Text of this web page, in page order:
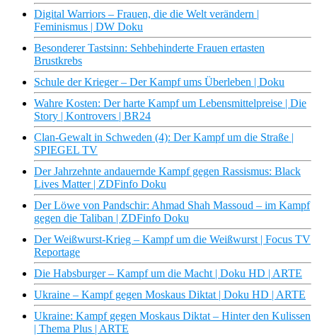
Digital Warriors – Frauen, die die Welt verändern |
Feminismus | DW Doku
Besonderer Tastsinn: Sehbehinderte Frauen ertasten
Brustkrebs
Schule der Krieger – Der Kampf ums Überleben | Doku
Wahre Kosten: Der harte Kampf um Lebensmittelpreise | Die
Story | Kontrovers | BR24
Clan-Gewalt in Schweden (4): Der Kampf um die Straße |
SPIEGEL TV
Der Jahrzehnte andauernde Kampf gegen Rassismus: Black
Lives Matter | ZDFinfo Doku
Der Löwe von Pandschir: Ahmad Shah Massoud – im Kampf
gegen die Taliban | ZDFinfo Doku
Der Weißwurst-Krieg – Kampf um die Weißwurst | Focus TV
Reportage
Die Habsburger – Kampf um die Macht | Doku HD | ARTE
Ukraine – Kampf gegen Moskaus Diktat | Doku HD | ARTE
Ukraine: Kampf gegen Moskaus Diktat – Hinter den Kulissen
| Thema Plus | ARTE